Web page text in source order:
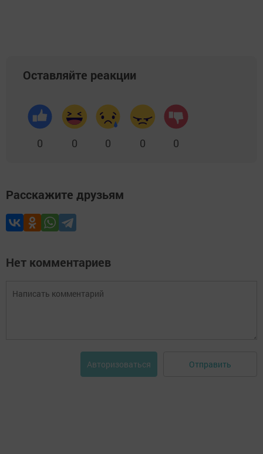
Оставляйте реакции
0 0 0 0 0
Расскажите друзьям
Нет комментариев
Авторизоваться Отправить